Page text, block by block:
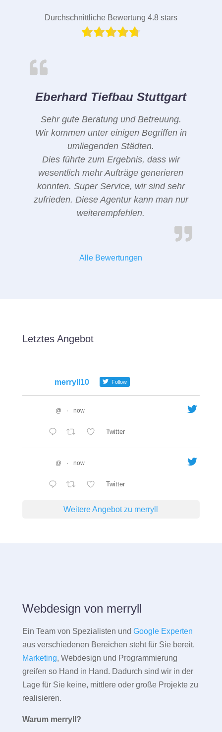
Durchschnittliche Bewertung 4.8 stars
Eberhard Tiefbau Stuttgart
Sehr gute Beratung und Betreuung.
Wir kommen unter einigen Begriffen in
umliegenden Städten.
Dies führte zum Ergebnis, dass wir
wesentlich mehr Aufträge generieren
konnten. Super Service, wir sind sehr
zufrieden. Diese Agentur kann man nur
weiterempfehlen.
Alle Bewertungen
Letztes Angebot
merryll10 Follow
@ · now
Twitter
@ · now
Twitter
Weitere Angebot zu merryll
Webdesign von merryll
Ein Team von Spezialisten und Google Experten
aus verschiedenen Bereichen steht für Sie bereit.
Marketing, Webdesign und Programmierung
greifen so Hand in Hand. Dadurch sind wir in der
Lage für Sie keine, mittlere oder große Projekte zu
realisieren.
Warum merryll?